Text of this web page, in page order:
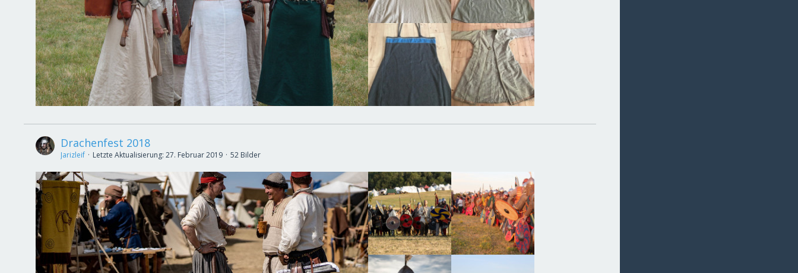
Drachenfest 2018
Jarizleif Letzte Aktualisierung: 27. Februar 2019 52 Bilder